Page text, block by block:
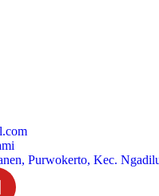
Purwokerto, Kec.